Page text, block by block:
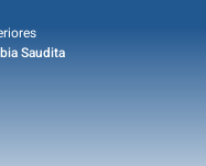
Saudita